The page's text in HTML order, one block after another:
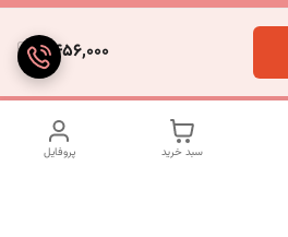
6,456,000
پروفایل سبد خرید